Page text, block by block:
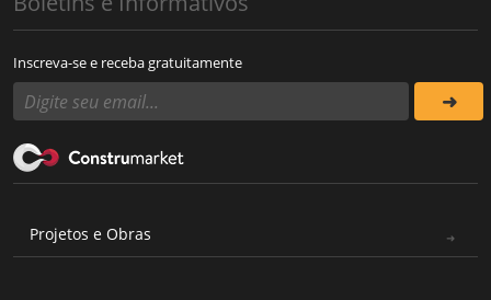
Inscreva-se e receba gratuitamente
Projetos e Obras